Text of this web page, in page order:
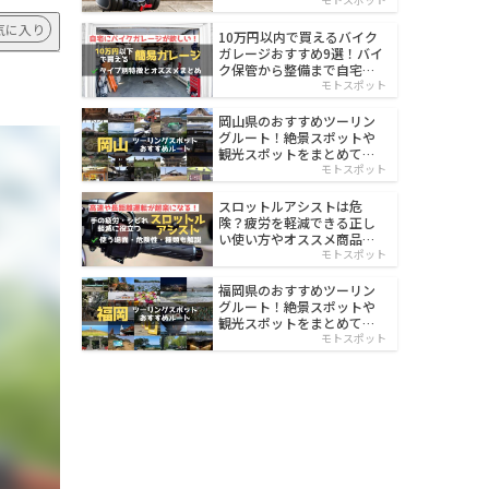
に入り
10万円以内で買えるバイク
ガレージおすすめ9選！バイ
ク保管から整備まで自宅で
モトスポット
岡山県のおすすめツーリン
グルート！絶景スポットや
観光スポットをまとめて紹
モトスポット
スロットルアシストは危
険？疲労を軽減できる正し
い使い方やオススメ商品を
モトスポット
福岡県のおすすめツーリン
グルート！絶景スポットや
観光スポットをまとめて紹
モトスポット